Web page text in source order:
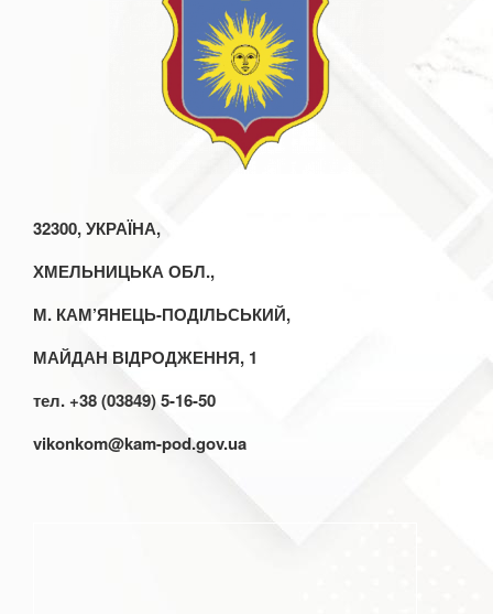
32300, УКРАЇНА,
ХМЕЛЬНИЦЬКА ОБЛ.,
М. КАМ’ЯНЕЦЬ-ПОДІЛЬСЬКИЙ,
МАЙДАН ВІДРОДЖЕННЯ, 1
тел. +38 (03849) 5-16-50
vikonkom@kam-pod.gov.ua